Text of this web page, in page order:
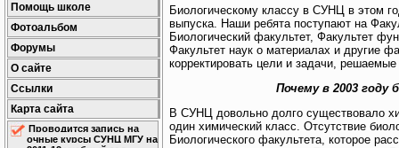
Помощь школе
Фотоальбом
Форумы
О сайте
Ссылки
Карта сайта
Проводится запись на
очные курсы СУНЦ МГУ на
Биологическому классу в СУНЦ в этом
выпуска. Наши ребята поступают на
Биологический факультет, Факультет
Факультет наук о материалах и другие
корректировать цели и задачи,
Почему в 2003 году
В СУНЦ довольно долго существовало
один химический класс. Отсутствие
Биологического факультета, которое